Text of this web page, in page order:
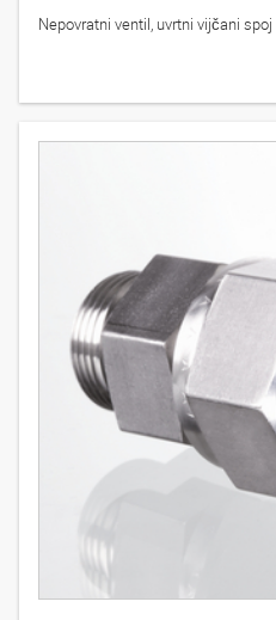
Nepovratni ventil, uvrtni vijčani spoj